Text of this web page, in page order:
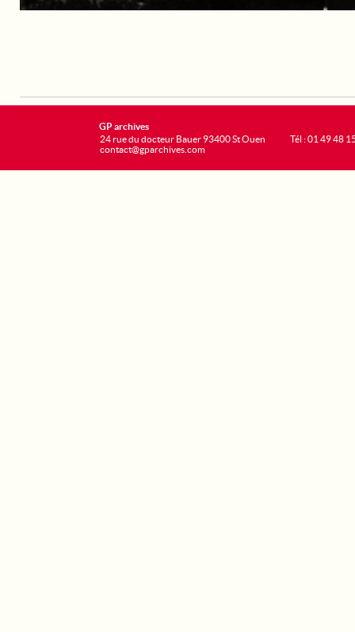
GP archives
24 rue du docteur Bauer 93400 St Ouen
contact@gparchives.com
Tél : 01 49 48